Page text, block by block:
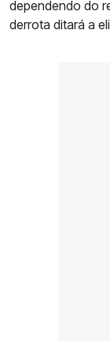
dependendo do
derrota ditará a